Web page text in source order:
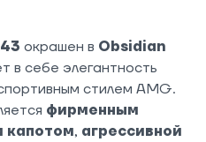
окрашен в Obsidian
в себе элегантность
стилем AMG.
фирменным
капотом, агрессивной